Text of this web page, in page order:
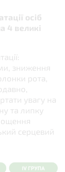
осіб
4 великі
зниження
рота,
увагу на
та липку
серцевий